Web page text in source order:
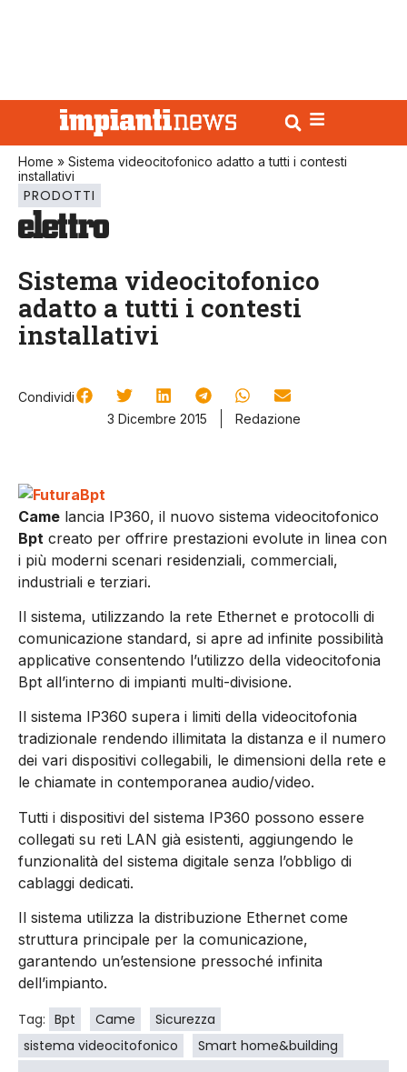
Home » Sistema videocitofonico adatto a tutti i contesti
installativi
PRODOTTI
Sistema videocitofonico
adatto a tutti i contesti
installativi
Condividi
3 Dicembre 2015
Redazione
Came lancia IP360, il nuovo sistema videocitofonico
Bpt creato per offrire prestazioni evolute in linea con
i più moderni scenari residenziali, commerciali,
industriali e terziari.
Il sistema, utilizzando la rete Ethernet e protocolli di
comunicazione standard, si apre ad infinite possibilità
applicative consentendo l’utilizzo della videocitofonia
Bpt all’interno di impianti multi-divisione.
Il sistema IP360 supera i limiti della videocitofonia
tradizionale rendendo illimitata la distanza e il numero
dei vari dispositivi collegabili, le dimensioni della rete e
le chiamate in contemporanea audio/video.
Tutti i dispositivi del sistema IP360 possono essere
collegati su reti LAN già esistenti, aggiungendo le
funzionalità del sistema digitale senza l’obbligo di
cablaggi dedicati.
Il sistema utilizza la distribuzione Ethernet come
struttura principale per la comunicazione,
garantendo un’estensione pressoché infinita
dell’impianto.
Tag: Bpt Came
Sicurezza
sistema videocitofonico
Smart home&building